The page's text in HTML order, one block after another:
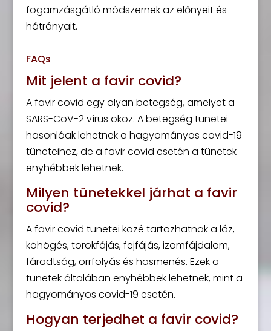
fogamzásgátló módszernek az előnyeit és
hátrányait.
FAQs
Mit jelent a favir covid?
A favir covid egy olyan betegség, amelyet a
SARS-CoV-2 vírus okoz. A betegség tünetei
hasonlóak lehetnek a hagyományos covid-19
tüneteihez, de a favir covid esetén a tünetek
enyhébbek lehetnek.
Milyen tünetekkel járhat a favir
covid?
A favir covid tünetei közé tartozhatnak a láz,
köhögés, torokfájás, fejfájás, izomfájdalom,
fáradtság, orrfolyás és hasmenés. Ezek a
tünetek általában enyhébbek lehetnek, mint a
hagyományos covid-19 esetén.
Hogyan terjedhet a favir covid?